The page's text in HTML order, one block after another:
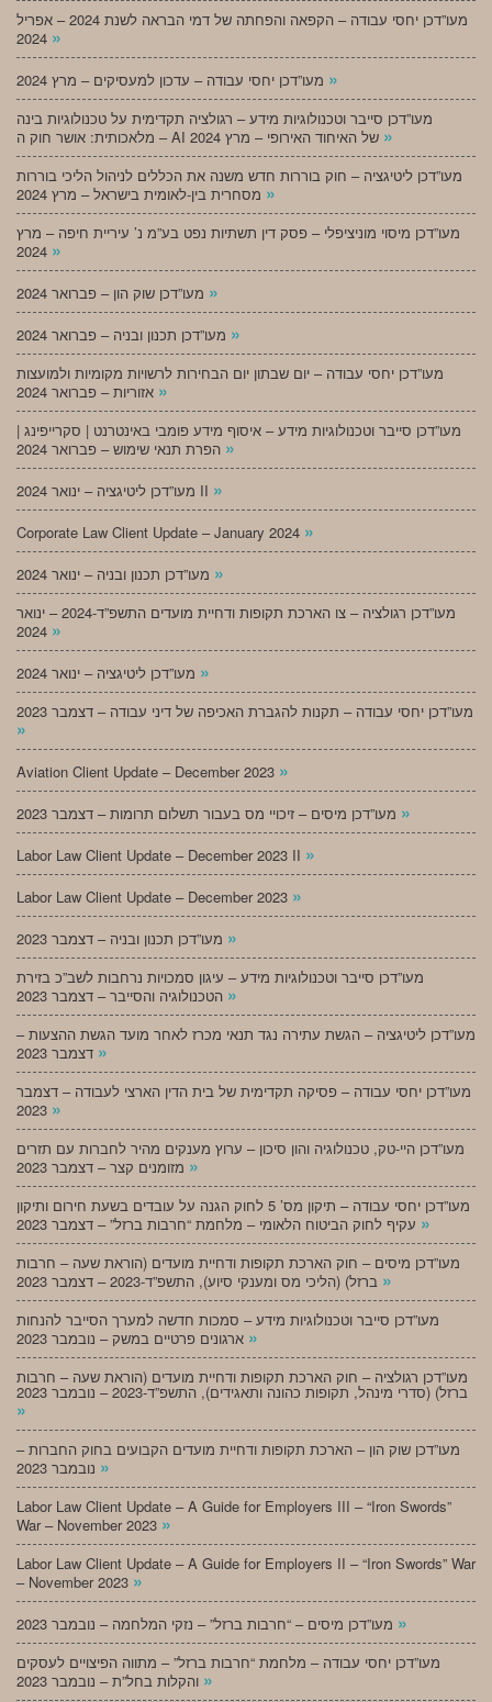
מעו”דכן יחסי עבודה – הקפאה והפחתה של דמי הבראה לשנת 2024 – אפריל
»
»
מעו”דכן סייבר וטכנולוגיות מידע – רגולציה תקדימית על טכנולוגיות בינה
»
מעו”דכן ליטיגציה – חוק בוררות חדש משנה את הכללים לניהול הליכי בוררות
»
מעו”דכן מיסוי מוניציפלי – פסק דין תשתיות נפט בע”מ נ’ עיריית חיפה – מרץ
»
»
»
מעו”דכן יחסי עבודה – יום שבתון יום הבחירות לרשויות מקומיות ולמועצות
»
מעו”דכן סייבר וטכנולוגיות מידע – איסוף מידע פומבי באינטרנט | סקרייפינג |
»
מעו”דכן ליטיגציה – ינואר 2024 II »
Corporate Law Client Update – January 2024 »
»
מעו”דכן רגולציה – צו הארכת תקופות ודחיית מועדים התשפ”ד-2024 – ינואר
»
»
מעו”דכן יחסי עבודה – תקנות להגברת האכיפה של דיני עבודה – דצמבר 2023
»
Aviation Client Update – December 2023 »
»
Labor Law Client Update – December 2023 II »
Labor Law Client Update – December 2023 »
»
מעו”דכן סייבר וטכנולוגיות מידע – עיגון סמכויות נרחבות לשב”כ בזירת
»
מעו”דכן ליטיגציה – הגשת עתירה נגד תנאי מכרז לאחר מועד הגשת ההצעות –
»
מעו”דכן יחסי עבודה – פסיקה תקדימית של בית הדין הארצי לעבודה – דצמבר
»
מעו”דכן היי-טק, טכנולוגיה והון סיכון – ערוץ מענקים מהיר לחברות עם תזרים
»
מעו”דכן יחסי עבודה – תיקון מס’ 5 לחוק הגנה על עובדים בשעת חירום ותיקון
»
מעו”דכן מיסים – חוק הארכת תקופות ודחיית מועדים (הוראת שעה – חרבות
»
מעו”דכן סייבר וטכנולוגיות מידע – סמכות חדשה למערך הסייבר להנחות
»
מעו”דכן רגולציה – חוק הארכת תקופות ודחיית מועדים (הוראת שעה – חרבות
ברזל) (סדרי מינהל, תקופות כהונה ותאגידים), התשפ”ד-2023 – נובמבר 2023
»
מעו”דכן שוק הון – הארכת תקופות ודחיית מועדים הקבועים בחוק החברות –
»
Labor Law Client Update – A Guide for Employers III – “Iron Swords”
War – November 2023 »
Labor Law Client Update – A Guide for Employers II – “Iron Swords” War
– November 2023 »
»
מעו”דכן יחסי עבודה – מלחמת “חרבות ברזל” – מתווה הפיצויים לעסקים
»